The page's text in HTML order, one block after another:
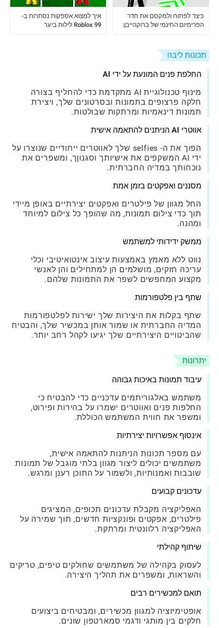
כיצד לפתוח ולמקסם את חדר
הפרימיום החינמי של ברוקהייבן:
איך למצוא אספקות נסתרות ב-
Roblox 99 לילות ביער
תכונות ליבה
החלפת פנים המונעת על ידי AI
מינוף טכנולוגיית AI מתקדמת כדי להחליף בצורה
חלקה פרצופים בתמונות ובסרטונים שלך, ויצירת
תמונות דינאמיות ומרתקות שבולטות.
אווטרי AI הניתנים להתאמה אישית
הפוך את ה- selfies שלך לאווטרים ייחודיים שנוצרו על
ידי AI המשקפים את אישיותך וסגנוןך, ומשפרים את
נוכחותך במדיה החברתית.
מסננים ואפקטים בזמן אמת
החל מגוון של פילטרים ואפקטים יצירתיים באופן מיידי
תוך כדי צילום תמונות, מה שהופך כל צילום למיוחד
ומהנה.
ממשק ידידותי למשתמש
נווט ללא מאמץ באמצעות עיצוב אינטואיטיבי וכלי
עריכה חזקים, מושלמים הן למתחילים והן לאנשי
מקצוע המחפשים לשפר את התמונות שלהם.
שתף בין פלטפורמות
שתף בקלות את היצירות שלך ישירות לפלטפורמות
המדיה החברתית או שמור אותן במכשיר שלך, והבטיח
שהביטויים היצירתיים שלך יגיעו לקהל רחב יותר.
יתרונות
עיבוד תמונות באיכות גבוהה
משתמש באלגוריתמים עדכניים כדי להבטיח כי
החלפות פנים ואווטרים ישמרו על בהירות ופירוט,
ומשפר את חווית המשתמש הכוללת.
אינסוף אפשרויות יצירתיות
עם מספר תכונות הניתנות להתאמה אישית,
משתמשים יכולים ליצור מגוון בלתי מוגבל של תמונות
שובבות ואמנותיות, ולשמור על התוכן רענן ומרגש.
עדכונים קבועים
האפליקציה מקבלת עדכונים תכופים, המציגים
פילטרים, אפקטים ופונקציות חדשים, תוך שמירה על
האפליקציה רלוונטית ומרתקת.
שיתוף קהילתי
לעסוק בקהילה של משתמשים שחולקים טיפים, טריקים
והשראות, ומשפרים את תהליך היצירה.
תואם למכשירים רבים
אופטימיזציה למגוון מכשירים, ומבטיחים ביצועים
חלקים בין מותגי ודגמי סמארטפון שונים.